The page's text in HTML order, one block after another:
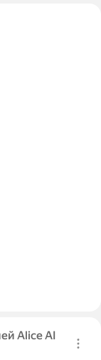
Alice AI